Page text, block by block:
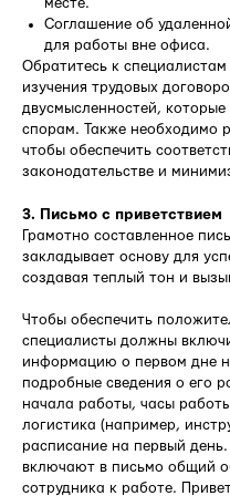
Соглашение об
для работы вне офиса.
Обратитесь к
изучения трудовых
двусмысленностей,
спорам. Также необходимо
чтобы обеспечить
законодательстве и
3. Письмо с приветствием
Грамотно составленное
закладывает основу для
создавая теплый тон и
Чтобы обеспечить
специалисты должны
информацию о первом дне
подробные сведения о его
начала работы, часы
логистика (например,
расписание на первый
включают в письмо общий
сотрудника к работе.